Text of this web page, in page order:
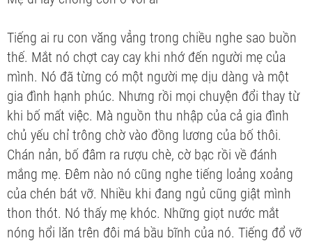
Tiếng ai ru con văng vẳng trong chiều nghe sao buồn
thế. Mắt nó chợt cay cay khi nhớ đến người mẹ của
mình. Nó đã từng có một người mẹ dịu dàng và một
gia đình hạnh phúc. Nhưng rồi mọi chuyện đổi thay từ
khi bố mất việc. Mà nguồn thu nhập của cả gia đình
chủ yếu chỉ trông chờ vào đồng lương của bố thôi.
Chán nản, bố đâm ra rượu chè, cờ bạc rồi về đánh
mắng mẹ. Đêm nào nó cũng nghe tiếng loảng xoảng
của chén bát vỡ. Nhiều khi đang ngủ cũng giật mình
thon thót. Nó thấy mẹ khóc. Những giọt nước mắt
nóng hổi lăn trên đôi má bầu bĩnh của nó. Tiếng đổ vỡ